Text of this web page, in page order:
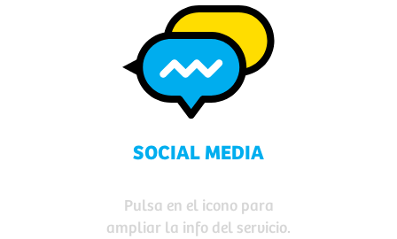
SOCIAL MEDIA
Pulsa en el icono para
ampliar la info del servicio.